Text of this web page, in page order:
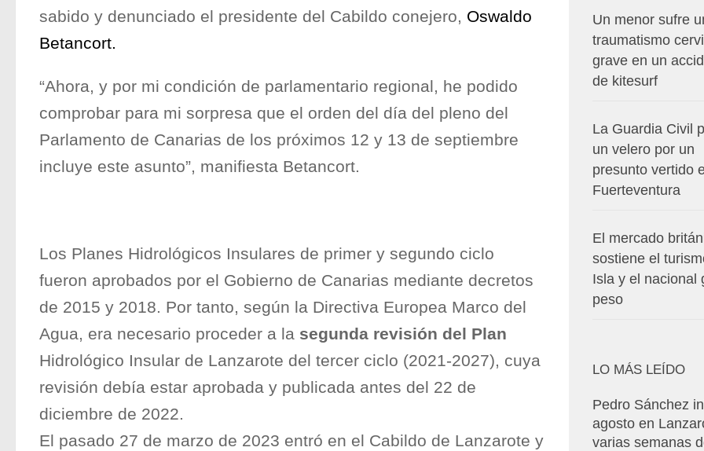
sabido y denunciado el presidente del Cabildo conejero, Oswaldo
Betancort.
“Ahora, y por mi condición de parlamentario regional, he podido
comprobar para mi sorpresa que el orden del día del pleno del
Parlamento de Canarias de los próximos 12 y 13 de septiembre
incluye este asunto”, manifiesta Betancort.
Los Planes Hidrológicos Insulares de primer y segundo ciclo
fueron aprobados por el Gobierno de Canarias mediante decretos
de 2015 y 2018. Por tanto, según la Directiva Europea Marco del
Agua, era necesario proceder a la segunda revisión del Plan
Hidrológico Insular de Lanzarote del tercer ciclo (2021-2027), cuya
revisión debía estar aprobada y publicada antes del 22 de
diciembre de 2022.
El pasado 27 de marzo de 2023 entró en el Cabildo de Lanzarote y
Un menor sufre
traumatismo
grave en un
de kitesurf
La Guardia Civil
un velero por un
presunto vertido
Fuerteventura
El mercado
sostiene el
Isla y el nacional
peso
LO MÁS LEÍDO
Pedro Sánchez
agosto en
varias semanas